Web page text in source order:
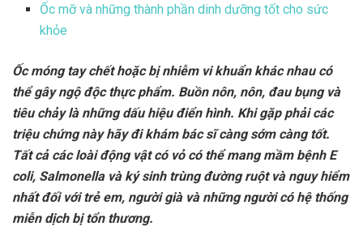
Ốc mỡ và những thành phần dinh dưỡng tốt cho sức
khỏe
Ốc móng tay chết hoặc bị nhiễm vi khuẩn khác nhau có
thể gây ngộ độc thực phẩm. Buồn nôn, nôn, đau bụng và
tiêu chảy là những dấu hiệu điển hình. Khi gặp phải các
triệu chứng này hãy đi khám bác sĩ càng sớm càng tốt.
Tất cả các loài động vật có vỏ có thể mang mầm bệnh E
coli, Salmonella và ký sinh trùng đường ruột và nguy hiểm
nhất đối với trẻ em, người già và những người có hệ thống
miễn dịch bị tổn thương.